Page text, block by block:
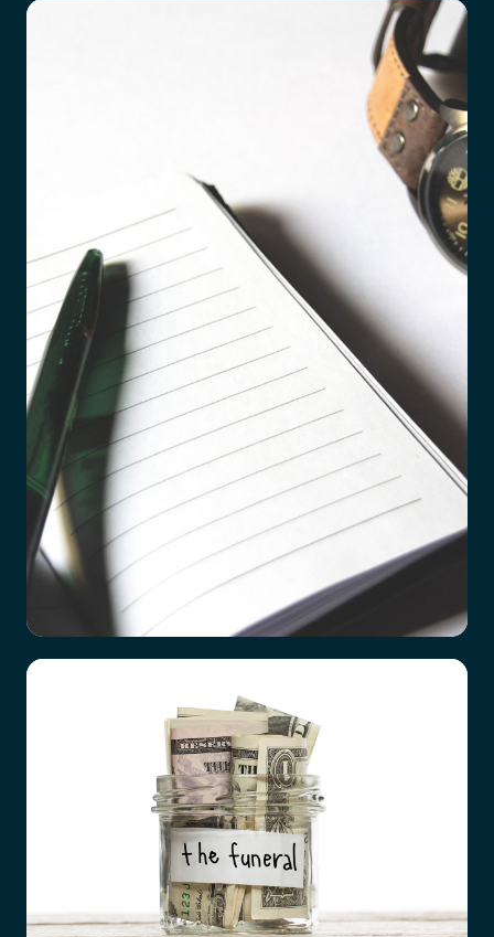
Checklista vid dödsfall
Det är ett hårt slag att förlora en närstående
familjemedlem, oavsett vad orsaken är. Hur
förberedda vi än tror att vi är, till exempel efter
en lång tids sjukdom hos den anhörige, så är det
överrumplande och chockartat.
Och mitt i sorgen är det ingen enkel sak att börja
tänka praktiskt.